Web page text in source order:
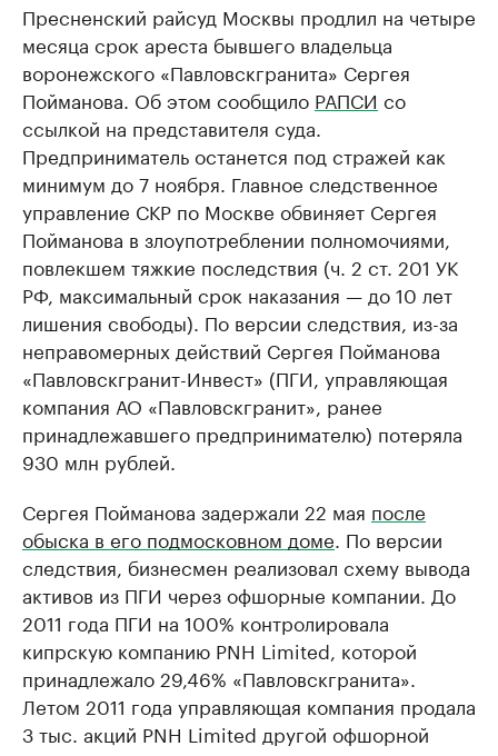
Пресненский райсуд Москвы продлил на четыре
месяца срок ареста бывшего владельца
воронежского «Павловскгранита» Сергея
Пойманова. Об этом сообщило РАПСИ со
ссылкой на представителя суда.
Предприниматель останется под стражей как
минимум до 7 ноября. Главное следственное
управление СКР по Москве обвиняет Сергея
Пойманова в злоупотреблении полномочиями,
повлекшем тяжкие последствия (ч. 2 ст. 201 УК
РФ, максимальный срок наказания — до 10 лет
лишения свободы). По версии следствия, из-за
неправомерных действий Сергея Пойманова
«Павловскгранит-Инвест» (ПГИ, управляющая
компания АО «Павловскгранит», ранее
принадлежавшего предпринимателю) потеряла
930 млн рублей.
Сергея Пойманова задержали 22 мая после
обыска в его подмосковном доме . По версии
следствия, бизнесмен реализовал схему вывода
активов из ПГИ через офшорные компании. До
2011 года ПГИ на 100% контролировала
кипрскую компанию PNH Limited, которой
принадлежало 29,46% «Павловскгранита».
Летом 2011 года управляющая компания продала
3 тыс. акций PNH Limited другой офшорной